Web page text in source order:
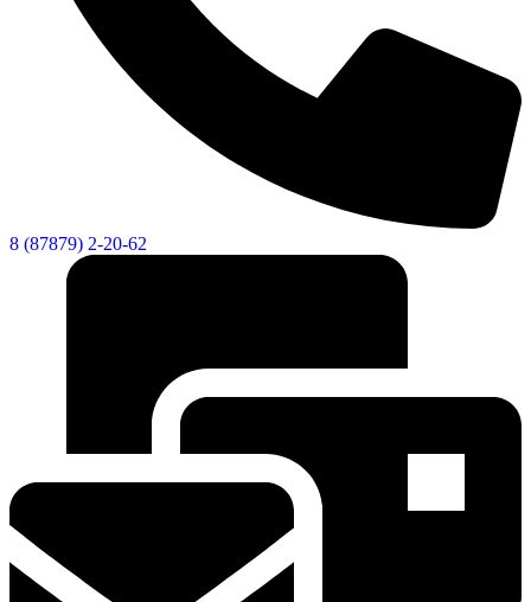
8 (87879) 2-20-62